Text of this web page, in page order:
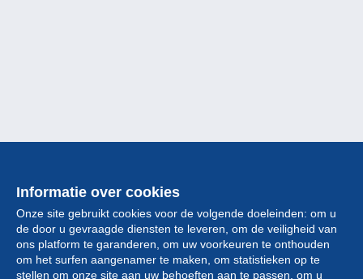
Informatie over cookies
Onze site gebruikt cookies voor de volgende doeleinden: om u
de door u gevraagde diensten te leveren, om de veiligheid van
ons platform te garanderen, om uw voorkeuren te onthouden
om het surfen aangenamer te maken, om statistieken op te
stellen om onze site aan uw behoeften aan te passen, om u